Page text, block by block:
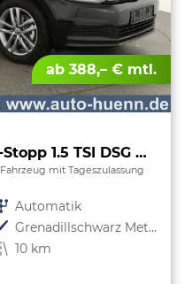
ab 388,– € mtl.
Comfortline BMT/Start-Stopp 1.5 TSI DSG Comfortline, Navi, Side, Kamera, Winter, 17-Zoll, sofort, 3.J-Garantie
Fahrzeug mit Tageszulassung
Getriebe Automatik
Außenfarbe
Grenadillschwarz Metallic
Kilometerstand 10 km